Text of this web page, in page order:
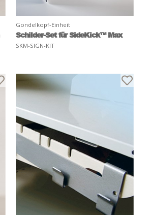
Gondelkopf-Einheit
Schilder-Set für SideKick™ Max
SKM-SIGN-KIT